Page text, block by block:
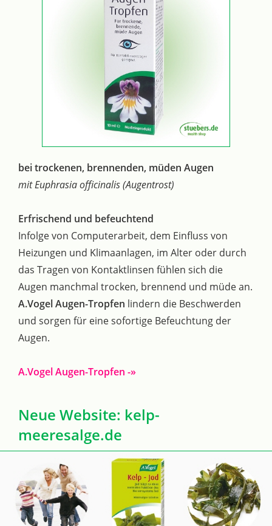
bei trockenen, brennenden, müden Augen
mit Euphrasia officinalis (Augentrost)
Erfrischend und befeuchtend
Infolge von Computerarbeit, dem Einfluss von
Heizungen und Klimaanlagen, im Alter oder durch
das Tragen von Kontaktlinsen fühlen sich die
Augen manchmal trocken, brennend und müde an.
A.Vogel Augen-Tropfen lindern die Beschwerden
und sorgen für eine sofortige Befeuchtung der
Augen.
A.Vogel Augen-Tropfen -»
Neue Website: kelp-
meeresalge.de